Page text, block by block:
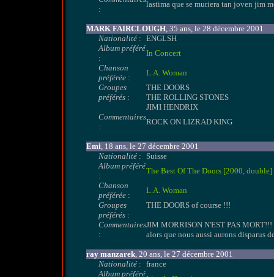
:
lastima que se muriera tan joven jim
MARK FAIRCLOUGH, 35 ans, le 28 décembre 2001
Nationalité : ENGLSH
Album préféré
:
In Concert
Chanson
préférée :
L.A. Woman
Groupes
préférés :
THE DOORS
THE ROLLING STONES
JIMI HENDRIX
Commentaires
:
ROCK ON LIZRAD KING
Emi, 18 ans, le 27 décembre 2001
Nationalité : Suisse
Album préféré
:
The Best Of The Doors [2000, double]
Chanson
préférée :
L.A. Woman
Groupes
préférés :
THE DOORS of course !!!
Commentaires
:
JIM MORRISON N'EST PAS
alors que nous aussi aurons disparus
ray manzarek, 20 ans, le 27 décembre 2001
Nationalité : france
Album préféré